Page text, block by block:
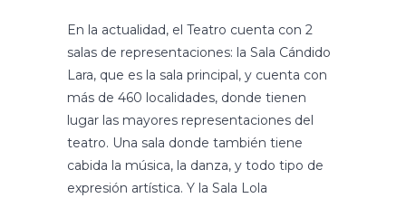
En la actualidad, el Teatro cuenta con 2
salas de representaciones: la Sala Cándido
Lara, que es la sala principal, y cuenta con
más de 460 localidades, donde tienen
lugar las mayores representaciones del
teatro. Una sala donde también tiene
cabida la música, la danza, y todo tipo de
expresión artística. Y la Sala Lola